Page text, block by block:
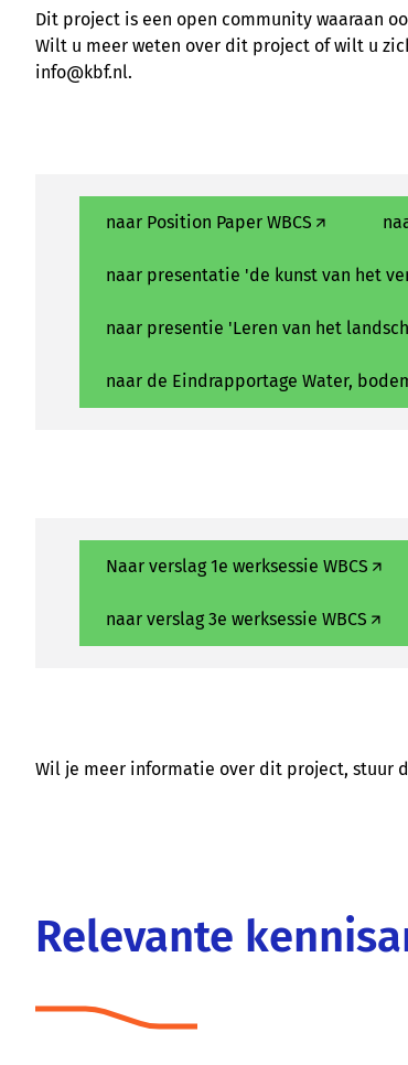
Dit project is een open community waaraan
Wilt u meer weten over dit project of wilt u
info@kbf.nl.
naar Position Paper WBCS
naar presentatie 'de kunst van het
naar presentie 'Leren van het
naar de Eindrapportage Water,
Naar verslag 1e werksessie WBCS
naar verslag 3e werksessie WBCS
Wil je meer informatie over dit project, stuur
Relevante